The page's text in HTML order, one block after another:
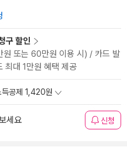
구 할인
또는 60만원 이용 시) / 카드 발
최대 1만원 혜택 제공
득공제 1,420원
세요 신청